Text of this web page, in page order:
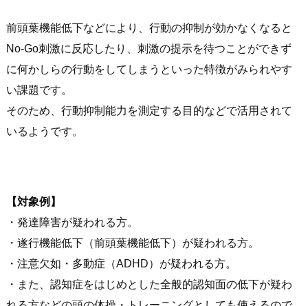
前頭葉機能低下などにより、行動の抑制が効かなくなると
No-Go刺激に反応したり、刺激の提示を待つことができず
に何かしらの行動をしてしまうといった特徴がみられやす
い課題です。
そのため、行動抑制能力を測定する目的などで活用されて
いるようです。
【対象例】
・発達障害が疑われる方。
・遂行機能低下（前頭葉機能低下）が疑われる方。
・注意欠如・多動症（ADHD）が疑われる方。
・また、認知症をはじめとした全般的認知面の低下が疑わ